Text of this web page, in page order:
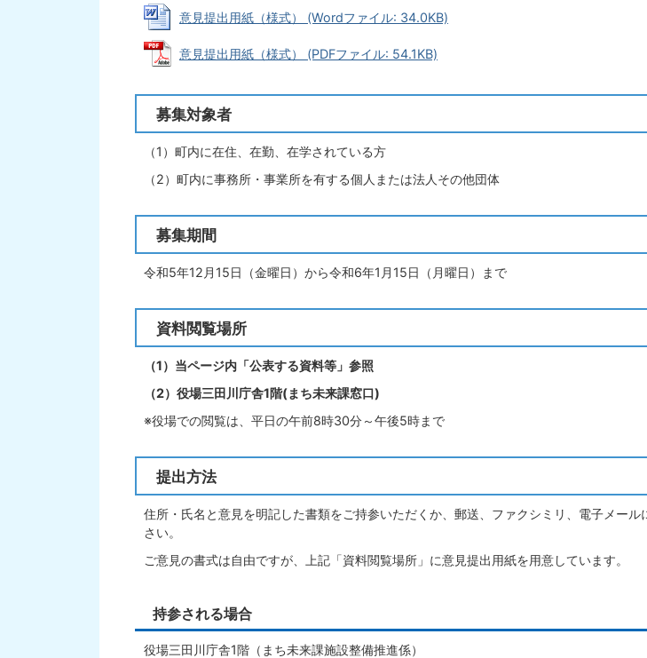
意見提出用紙（様式） (Wordファイル: 34.0KB)
意見提出用紙（様式） (PDFファイル: 54.1KB)
募集対象者
（1）町内に在住、在勤、在学されている方
（2）町内に事務所・事業所を有する個人または法人その他団体
募集期間
令和5年12月15日（金曜日）から令和6年1月15日（月曜日）まで
資料閲覧場所
（1）当ページ内「公表する資料等」参照
（2）役場三田川庁舎1階(まち未来課窓口)
※役場での閲覧は、平日の午前8時30分～午後5時まで
提出方法
住所・氏名と意見を明記した書類をご持参いただくか、郵送、ファクシミリ、電子メール
さい。
ご意見の書式は自由ですが、上記「資料閲覧場所」に意見提出用紙を用意しています。
持参される場合
役場三田川庁舎1階（まち未来課施設整備推進係）